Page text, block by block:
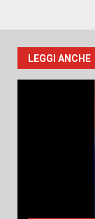
LEGGI ANCHE